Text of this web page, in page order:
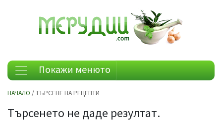
Покажи менюто
НАЧАЛО / ТЪРСЕНЕ НА РЕЦЕПТИ
Търсенето не даде резултат.